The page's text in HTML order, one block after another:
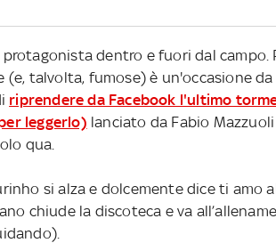
dentro e fuori dal campo.
(e, talvolta, fumose) è un'occasione
riprendere da Facebook l'ultimo
per leggerlo) lanciato da Fabio
qua.
si alza e dolcemente dice ti amo
chiude la discoteca e va